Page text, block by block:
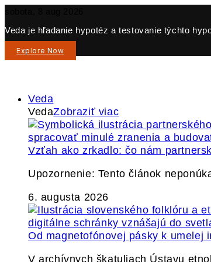
Veda je hľadanie hypotéz a testovanie týchto
Explore Now
Veda
VedaZobraziť viac
Vzťah ako zrkadlo: čo nám
Upozornenie: Tento článok
6. augusta 2026
Od magnetofónovej pásky k umelej
V archívnych škatuliach Ústavu